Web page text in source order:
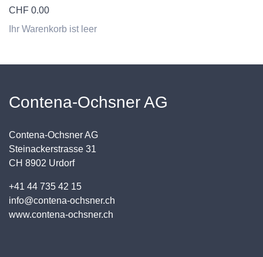
CHF 0.00
Ihr Warenkorb ist leer
Contena-Ochsner AG
Contena-Ochsner AG
Steinackerstrasse 31
CH 8902 Urdorf
+41 44 735 42 15
info@contena-ochsner.ch
www.contena-ochsner.ch